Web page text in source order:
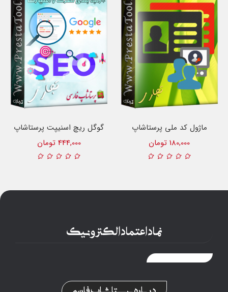
گوگل ریچ اسنیپت پرستاشاپ
444,000 تومان
ماژول کد ملی پرستاشاپ
180,000 تومان
نماد اعتماد الکترونیک